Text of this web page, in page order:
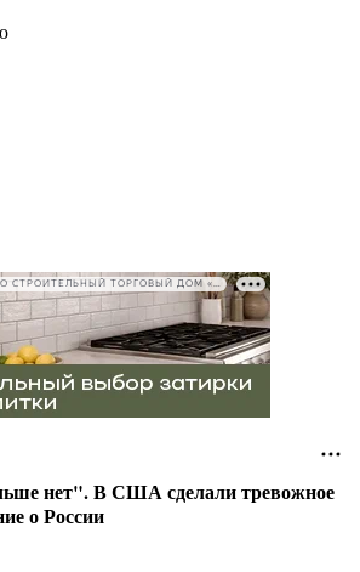
РЕКЛАМА • ООО СТРОИТЕЛЬНЫЙ ТОРГОВЫЙ ДОМ «ПЕТРОВИЧ», ИНН 7802348846
нет". В США сделали тревожное
о России